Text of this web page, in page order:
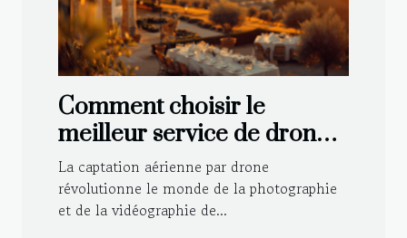
Comment choisir le
meilleur service de drone
pour votre mariage
La captation aérienne par drone
révolutionne le monde de la photographie
et de la vidéographie de...